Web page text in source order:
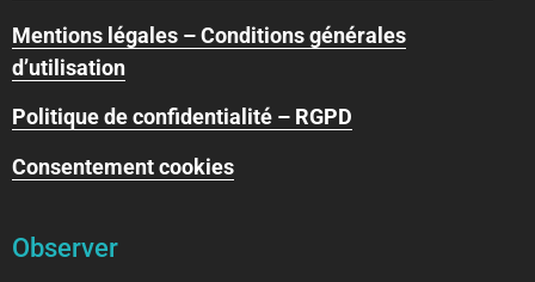
Mentions légales – Conditions générales
d’utilisation
Politique de confidentialité – RGPD
Consentement cookies
Observer